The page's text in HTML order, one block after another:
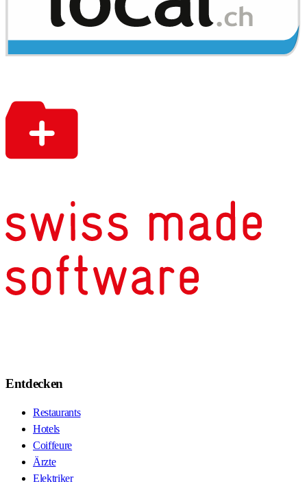
Entdecken
Restaurants
Hotels
Coiffeure
Ärzte
Elektriker